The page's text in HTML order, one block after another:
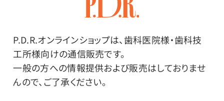
P.D.R.オンラインショップは、歯科医院様・歯科技
工所様向けの通信販売です。
一般の方への情報提供および販売はしておりませ
んので、ご了承ください。
ログイン